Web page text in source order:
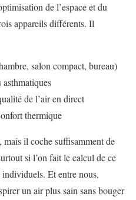
de l’espace et du
appareils différents. Il
salon compact, bureau)
de l’air en direct
thermique
mais il coche suffisamment de
si l’on fait le calcul de ce
individuels. Et entre nous,
un air plus sain sans bouger